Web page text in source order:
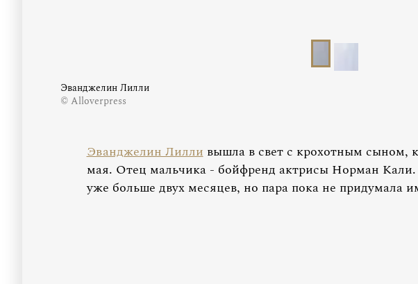
Эванджелин Лилли
© Аlloverpress
Эванджелин Лилливышла в свет с крохотным сыном,
мая. Отец мальчика - бойфренд актрисы Норман
уже больше двух месяцев, но пара пока не придумала